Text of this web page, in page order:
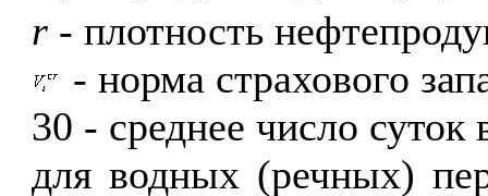
r- плотность
- норма страхового
30 - среднее число суток
для водных (речных)